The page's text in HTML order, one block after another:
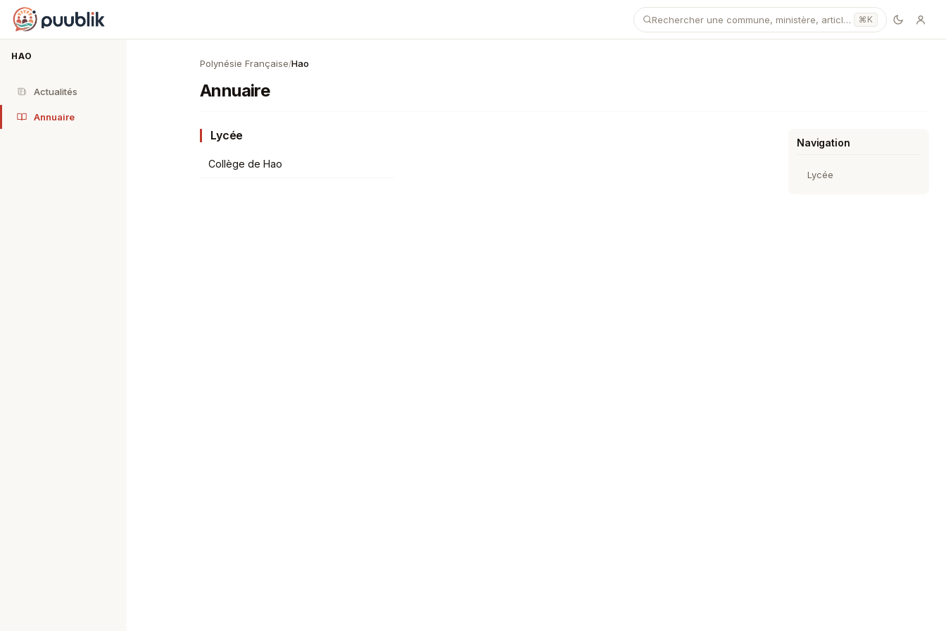
Puublik
Rechercher une commune, ministère, article… ⌘K
HAO
Actualités
Annuaire
Polynésie Française/Hao
Annuaire
Lycée
Collège de Hao
Navigation
Lycée